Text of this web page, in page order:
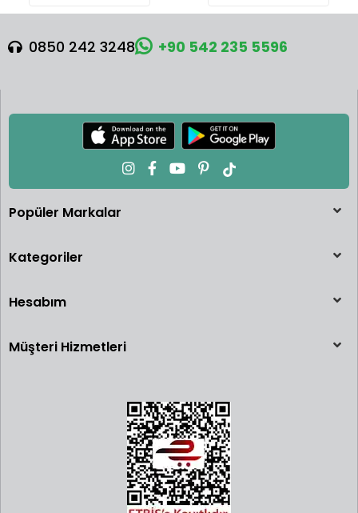
0850 242 3248 +90 542 235 5596
Popüler Markalar
Kategoriler
Hesabım
Müşteri Hizmetleri